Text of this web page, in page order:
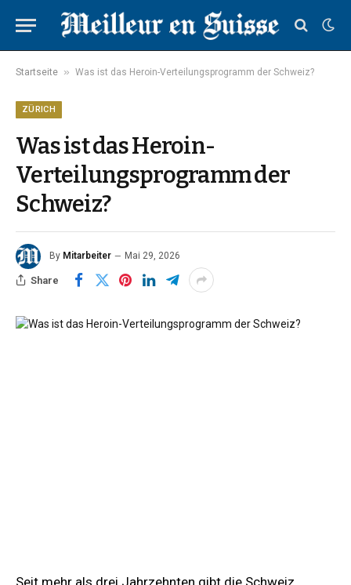
Startseite » Was ist das Heroin-Verteilungsprogramm der Schweiz?
ZÜRICH
Was ist das Heroin-
Verteilungsprogramm der
Schweiz?
By Mitarbeiter Mai 29, 2026
Share
Seit mehr als drei Jahrzehnten gibt die Schweiz